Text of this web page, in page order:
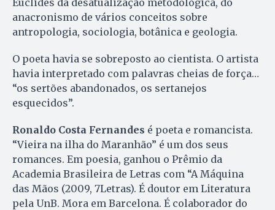
anacronismo de vários conceitos sobre
antropologia, sociologia, botânica e geologia.
O poeta havia se sobreposto ao cientista. O artista
havia interpretado com palavras cheias de força…
“os sertões abandonados, os sertanejos
esquecidos”.
Ronaldo Costa Fernandes é poeta e romancista.
“Vieira na ilha do Maranhão” é um dos seus
romances. Em poesia, ganhou o Prêmio da
Academia Brasileira de Letras com “A Máquina
das Mãos (2009, 7Letras). É doutor em Literatura
pela UnB. Mora em Barcelona. É colaborador do